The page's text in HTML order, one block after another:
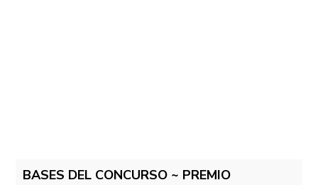
BASES DEL CONCURSO ~ PREMIO